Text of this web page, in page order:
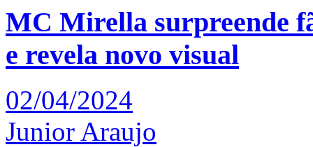
MC Mirella surpreende
e revela novo visual
02/04/2024
Junior Araujo